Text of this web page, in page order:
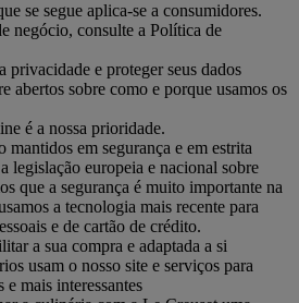
se segue aplica-se a consumidores.
negócio, consulte a Política de
privacidade e proteger seus dados
abertos sobre como e porque usamos os
é a nossa prioridade.
mantidos em segurança e em estrita
legislação europeia e nacional sobre
que a segurança é muito importante na
a tecnologia mais recente para
e de cartão de crédito.
a sua compra e adaptada a si
usam o nosso site e serviços para
e mais interessantes